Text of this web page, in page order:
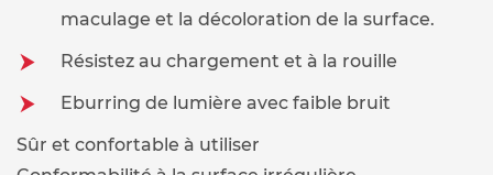
maculage et la décoloration de la surface.
Résistez au chargement et à la rouille
Eburring de lumière avec faible bruit
Sûr et confortable à utiliser